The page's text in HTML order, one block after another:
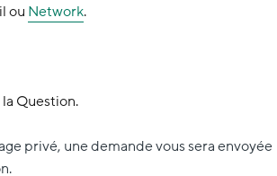
ou Network.
Question.
privé, une demande vous sera envoyée